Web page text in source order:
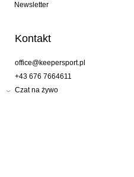
Newsletter
Kontakt
office@keepersport.pl
+43 676 7664611
Czat na żywo